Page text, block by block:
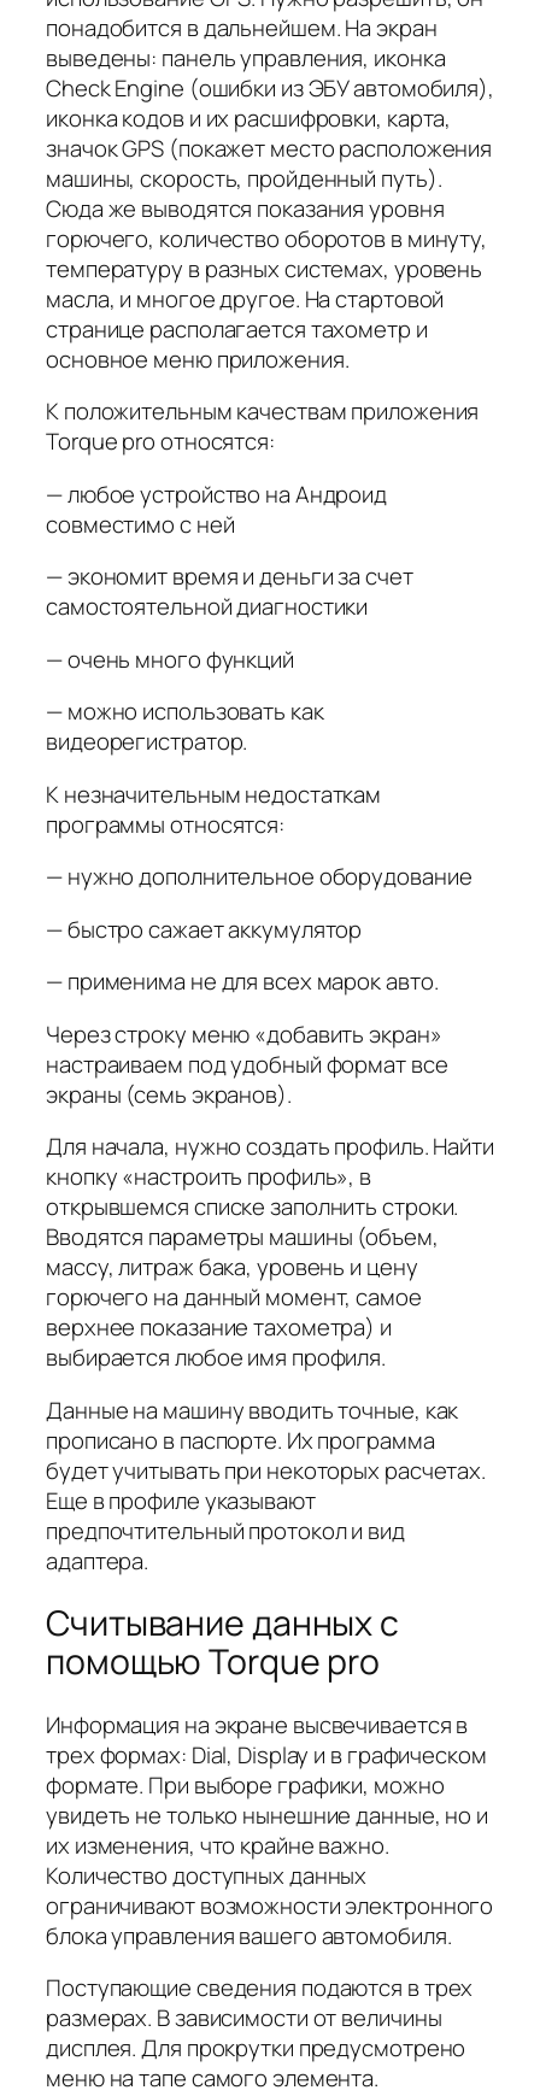
понадобится в дальнейшем. На экран
выведены: панель управления, иконка
Check Engine (ошибки из ЭБУ автомобиля),
иконка кодов и их расшифровки, карта,
значок GPS (покажет место расположения
машины, скорость, пройденный путь).
Сюда же выводятся показания уровня
горючего, количество оборотов в минуту,
температуру в разных системах, уровень
масла, и многое другое. На стартовой
странице располагается тахометр и
основное меню приложения.
К положительным качествам приложения
Torque pro относятся:
— любое устройство на Андроид
совместимо с ней
— экономит время и деньги за счет
самостоятельной диагностики
— очень много функций
— можно использовать как
видеорегистратор.
К незначительным недостаткам
программы относятся:
— нужно дополнительное оборудование
— быстро сажает аккумулятор
— применима не для всех марок авто.
Через строку меню «добавить экран»
настраиваем под удобный формат все
экраны (семь экранов).
Для начала, нужно создать профиль. Найти
кнопку «настроить профиль», в
открывшемся списке заполнить строки.
Вводятся параметры машины (объем,
массу, литраж бака, уровень и цену
горючего на данный момент, самое
верхнее показание тахометра) и
выбирается любое имя профиля.
Данные на машину вводить точные, как
прописано в паспорте. Их программа
будет учитывать при некоторых расчетах.
Еще в профиле указывают
предпочтительный протокол и вид
адаптера.
Считывание данных с
помощью Torque pro
Информация на экране высвечивается в
трех формах: Dial, Display и в графическом
формате. При выборе графики, можно
увидеть не только нынешние данные, но и
их изменения, что крайне важно.
Количество доступных данных
ограничивают возможности электронного
блока управления вашего автомобиля.
Поступающие сведения подаются в трех
размерах. В зависимости от величины
дисплея. Для прокрутки предусмотрено
меню на тапе самого элемента.